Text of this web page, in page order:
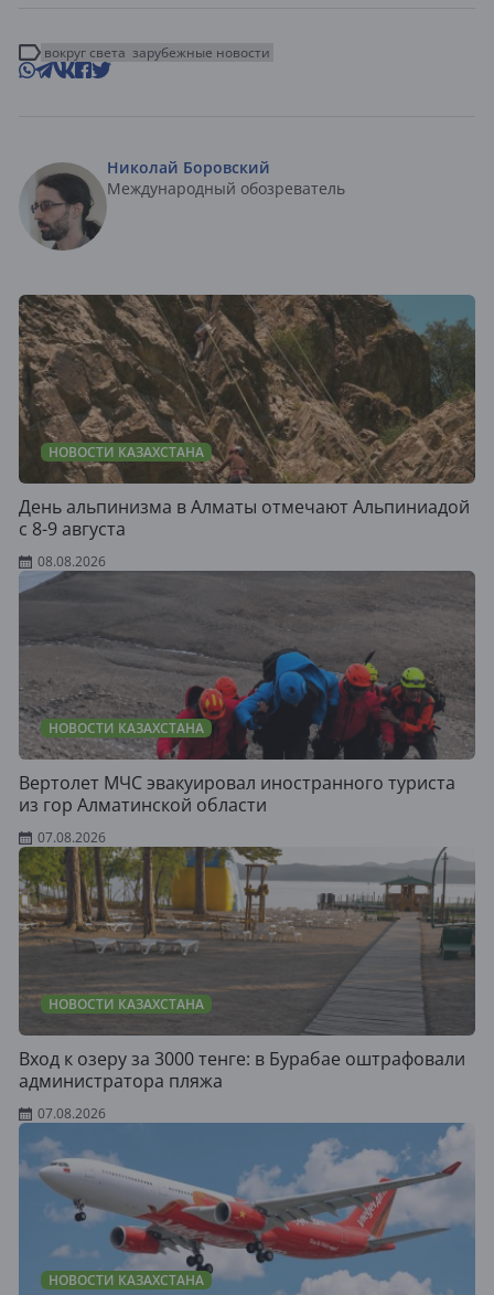
вокруг света зарубежные новости
Николай Боровский
Международный обозреватель
НОВОСТИ КАЗАХСТАНА
День альпинизма в Алматы отмечают Альпиниадой
с 8-9 августа
08.08.2026
НОВОСТИ КАЗАХСТАНА
Вертолет МЧС эвакуировал иностранного туриста
из гор Алматинской области
07.08.2026
НОВОСТИ КАЗАХСТАНА
Вход к озеру за 3000 тенге: в Бурабае оштрафовали
администратора пляжа
07.08.2026
НОВОСТИ КАЗАХСТАНА